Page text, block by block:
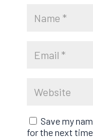
Save my
for the next